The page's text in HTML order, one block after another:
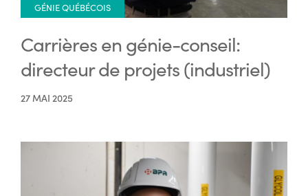
GÉNIE QUÉBÉCOIS
Carrières en génie-conseil:
directeur de projets (industriel)
27 MAI 2025